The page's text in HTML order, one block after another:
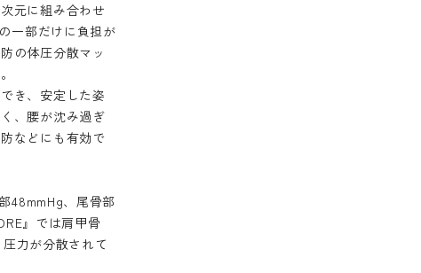
元に組み合わせ
一部だけに負担が
の体圧分散マッ
き、安定した姿
、腰が沈み過ぎ
などにも有効で
48mmHg、尾骨部
』では肩甲骨
圧力が分散されて